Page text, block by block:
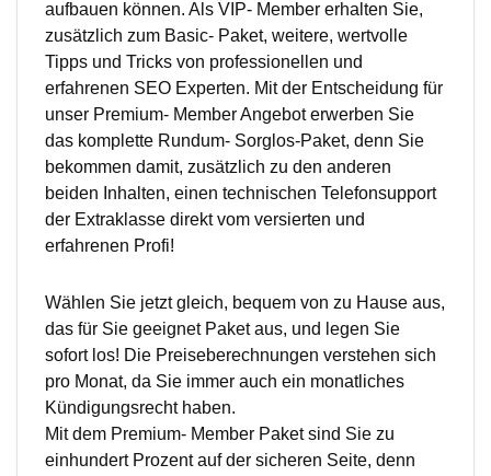
aufbauen können. Als VIP- Member erhalten Sie,
zusätzlich zum Basic- Paket, weitere, wertvolle
Tipps und Tricks von professionellen und
erfahrenen SEO Experten. Mit der Entscheidung für
unser Premium- Member Angebot erwerben Sie
das komplette Rundum- Sorglos-Paket, denn Sie
bekommen damit, zusätzlich zu den anderen
beiden Inhalten, einen technischen Telefonsupport
der Extraklasse direkt vom versierten und
erfahrenen Profi!
Wählen Sie jetzt gleich, bequem von zu Hause aus,
das für Sie geeignet Paket aus, und legen Sie
sofort los! Die Preiseberechnungen verstehen sich
pro Monat, da Sie immer auch ein monatliches
Kündigungsrecht haben.
Mit dem Premium- Member Paket sind Sie zu
einhundert Prozent auf der sicheren Seite, denn